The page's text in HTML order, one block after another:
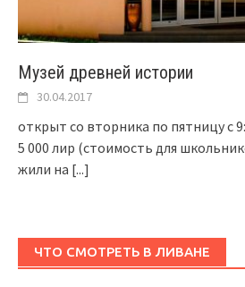
Музей древней истории
30.04.2017
открыт со вторника по пятницу с
5 000 лир (стоимость для
жили на [...]
ЧТО СМОТРЕТЬ В ЛИВАНЕ